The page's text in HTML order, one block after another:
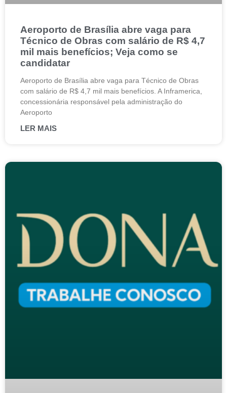
Aeroporto de Brasília abre vaga para
Técnico de Obras com salário de R$ 4,7
mil mais benefícios; Veja como se
candidatar
Aeroporto de Brasília abre vaga para Técnico de Obras
com salário de R$ 4,7 mil mais benefícios. A Inframerica,
concessionária responsável pela administração do
Aeroporto
LER MAIS